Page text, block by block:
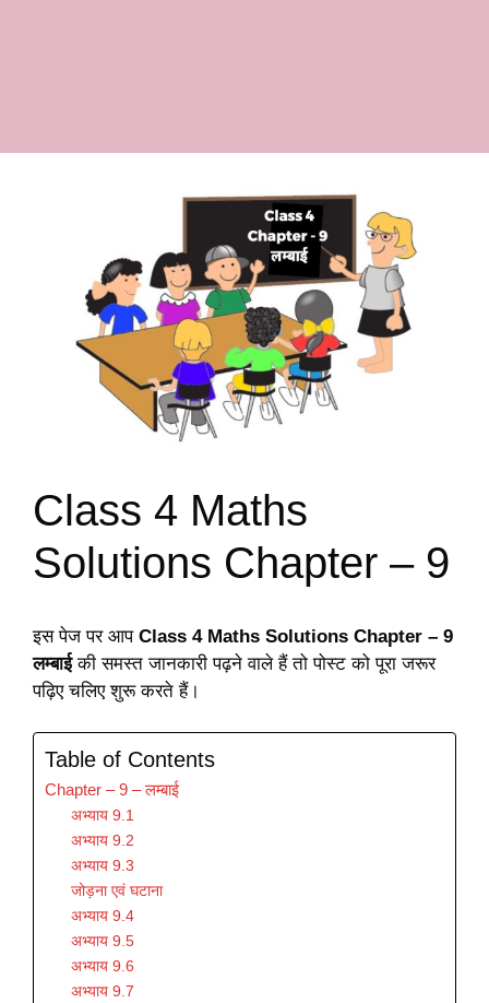
Class 4 Maths
Solutions Chapter – 9
इस पेज पर आप Class 4 Maths Solutions Chapter – 9
लम्बाईकी समस्त जानकारी पढ़ने वाले हैं तो पोस्ट को पूरा जरूर
पढ़िए चलिए शुरू करते हैं।
Table of Contents
Chapter – 9 – लम्बाई
अभ्याय 9.1
अभ्याय 9.2
अभ्याय 9.3
जोड़ना एवं घटाना
अभ्याय 9.4
अभ्याय 9.5
अभ्याय 9.6
अभ्याय 9.7